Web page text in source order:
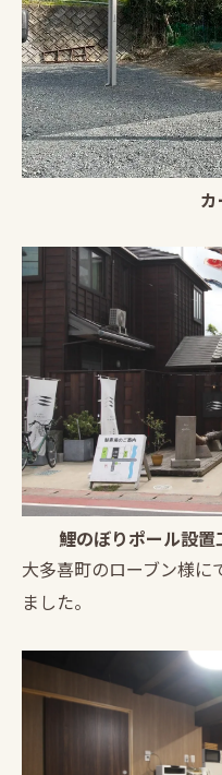
鯉のぼりポール設
大多喜町のローブン様に
ました。